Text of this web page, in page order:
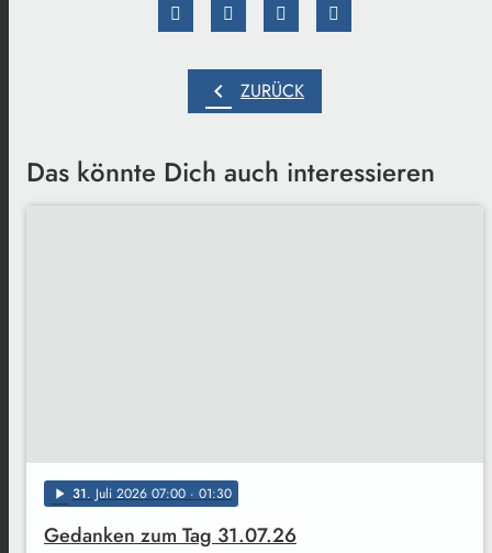
chevron_left ZURÜCK
Das könnte Dich auch interessieren
play_arrow 31. Juli 2026 07:00 · 01:30
Gedanken zum Tag 31.07.26